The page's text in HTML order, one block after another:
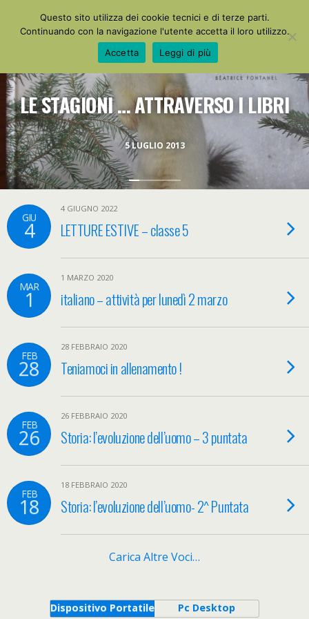
La Mia Maestra
5 LUGLIO 2013
LE STAGIONI … ATTRAVERSO I LIBRI
GIU
4
4 GIUGNO 2022
LETTURE ESTIVE – classe 5
MAR
1
1 MARZO 2020
italiano – attività per lunedì 2 marzo
FEB
28
28 FEBBRAIO 2020
Teniamoci in allenamento !
FEB
26
26 FEBBRAIO 2020
Storia: l’evoluzione dell’uomo – 3 puntata
FEB
18
18 FEBBRAIO 2020
Storia: l’evoluzione dell’uomo- 2^ Puntata
Carica Altre Voci…
Dispositivo Portatile Pc Desktop
Questo sito utilizza dei cookie tecnici e di terze parti.
Continuando con la navigazione l'utente accetta il loro utilizzo.
Accetta
Leggi di più